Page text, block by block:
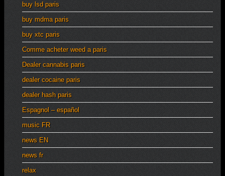
buy lsd paris
buy mdma paris
buy xtc paris
Comme acheter weed a paris
Dealer cannabis paris
dealer cocaine paris
dealer hash paris
Espagnol – español
music FR
news EN
news fr
relax